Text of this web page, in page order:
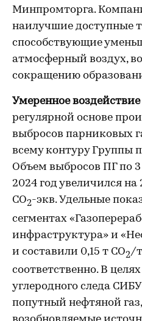
Минпромторга.
наилучшие доступные
способствующие
атмосферный воздух,
сокращению
Умеренное
регулярной основе
выбросов парниковых
всему контуру Группы
Объем выбросов ПГ по
2024 год увеличился на
CO2-экв. Удельные
сегментах
инфраструктура» и
и составили 0,15 т CO2/т
соответственно. В
углеродного следа
попутный нефтяной